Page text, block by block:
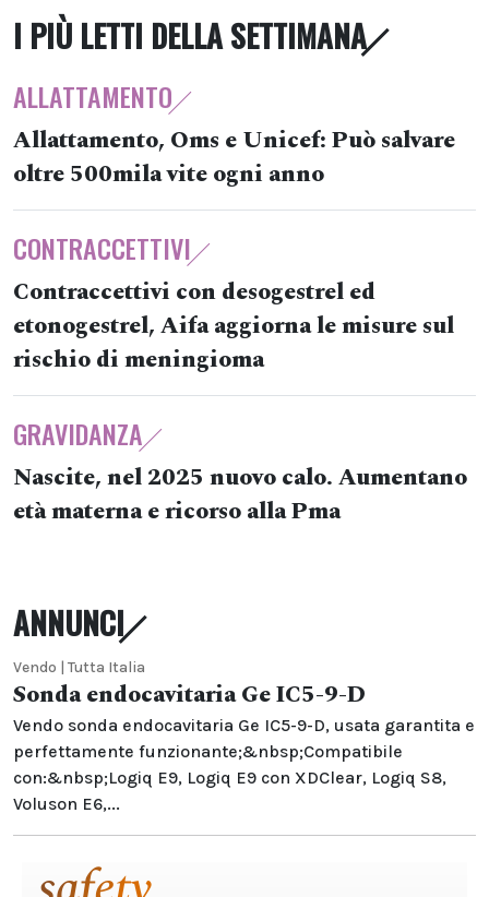
I PIÙ LETTI DELLA SETTIMANA
ALLATTAMENTO
Allattamento, Oms e Unicef: Può salvare
oltre 500mila vite ogni anno
CONTRACCETTIVI
Contraccettivi con desogestrel ed
etonogestrel, Aifa aggiorna le misure sul
rischio di meningioma
GRAVIDANZA
Nascite, nel 2025 nuovo calo. Aumentano
età materna e ricorso alla Pma
ANNUNCI
Vendo | Tutta Italia
Sonda endocavitaria Ge IC5-9-D
Vendo sonda endocavitaria Ge IC5-9-D, usata garantita e
perfettamente funzionante;&nbsp;Compatibile
con:&nbsp;Logiq E9, Logiq E9 con XDClear, Logiq S8,
Voluson E6,...